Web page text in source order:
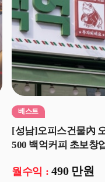
베스트
[성남]오피스건물內
500 백억커피 초보창
월수익 :490 만원